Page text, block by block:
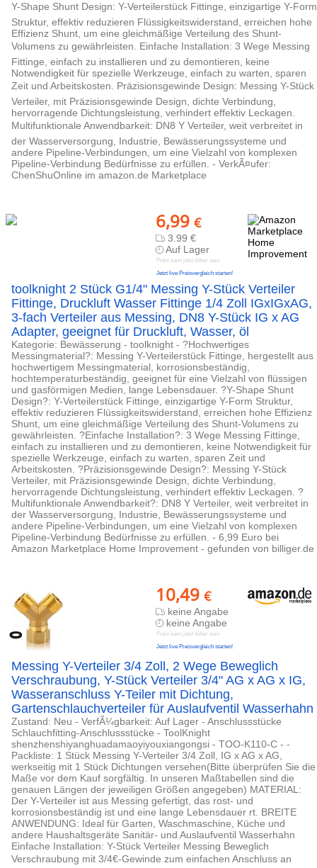
Y-Shape Shunt Design: Y-Verteilerstück Fittinge, einzigartige Y-Form
Struktur, effektiv reduzieren Flüssigkeitswiderstand, erreichen hohe
Effizienz Shunt, um eine gleichmäßige Verteilung des Shunt-
Volumens zu gewährleisten. Einfache Installation: 3 Wege Messing
Fittinge, einfach zu installieren und zu demontieren, keine
Notwendigkeit für spezielle Werkzeuge, einfach zu warten, sparen
Zeit und Arbeitskosten. Präzisionsgewinde Design: Messing Y-Stück
Verteiler, mit Präzisionsgewinde Design, dichte Verbindung,
hervorragende Dichtungsleistung, verhindert effektiv Leckagen.
Multifunktionale Anwendbarkeit: DN8 Y Verteiler, weit verbreitet in
der Wasserversorgung, Industrie, Bewässerungssysteme und
andere Pipeline-Verbindungen, um eine Vielzahl von komplexen
Pipeline-Verbindung Bedürfnisse zu erfüllen. - VerkÃ¤ufer:
ChenShuOnline im amazon.de Marketplace
6,99 €
3.99 €
Auf Lager
Preis kann jetzt höher sein
Jetzt live Preisvergleich starten!
toolknight 2 Stück G1/4" Messing Y-Stück Verteiler
Fittinge, Druckluft Wasser Fittinge 1/4 Zoll IGxIGxAG,
3-fach Verteiler aus Messing, DN8 Y-Stück IG x AG
Adapter, geeignet für Druckluft, Wasser, öl
Kategorie: Bewässerung - toolknight - ?Hochwertiges
Messingmaterial?: Messing Y-Verteilerstück Fittinge, hergestellt aus
hochwertigem Messingmaterial, korrosionsbeständig,
hochtemperaturbeständig, geeignet für eine Vielzahl von flüssigen
und gasförmigen Medien, lange Lebensdauer. ?Y-Shape Shunt
Design?: Y-Verteilerstück Fittinge, einzigartige Y-Form Struktur,
effektiv reduzieren Flüssigkeitswiderstand, erreichen hohe Effizienz
Shunt, um eine gleichmäßige Verteilung des Shunt-Volumens zu
gewährleisten. ?Einfache Installation?: 3 Wege Messing Fittinge,
einfach zu installieren und zu demontieren, keine Notwendigkeit für
spezielle Werkzeuge, einfach zu warten, sparen Zeit und
Arbeitskosten. ?Präzisionsgewinde Design?: Messing Y-Stück
Verteiler, mit Präzisionsgewinde Design, dichte Verbindung,
hervorragende Dichtungsleistung, verhindert effektiv Leckagen. ?
Multifunktionale Anwendbarkeit?: DN8 Y Verteiler, weit verbreitet in
der Wasserversorgung, Industrie, Bewässerungssysteme und
andere Pipeline-Verbindungen, um eine Vielzahl von komplexen
Pipeline-Verbindung Bedürfnisse zu erfüllen. - 6,99 Euro bei
Amazon Marketplace Home Improvement - gefunden von billiger.de
10,49 €
keine Angabe
keine Angabe
Preis kann jetzt höher sein
Jetzt live Preisvergleich starten!
Messing Y-Verteiler 3/4 Zoll, 2 Wege Beweglich
Verschraubung, Y-Stück Verteiler 3/4" AG x AG x IG,
Wasseranschluss Y-Teiler mit Dichtung,
Gartenschlauchverteiler für Auslaufventil Wasserhahn
Zustand: Neu - VerfÃ¼gbarkeit: Auf Lager - Anschlussstücke
Schlauchfitting-Anschlussstücke - ToolKnight
shenzhenshiyanghuadamaoyiyouxiangongsi - TOO-K110-C - -
Packliste: 1 Stück Messing Y-Verteiler 3/4 Zoll, IG x AG x AG,
werkseitig mit 1 Stück Dichtungen versehen(Bitte überprüfen Sie die
Maße vor dem Kauf sorgfältig. In unseren Maßtabellen sind die
genauen Längen der jeweiligen Größen angegeben) MATERIAL:
Der Y-Verteiler ist aus Messing gefertigt, das rost- und
korrosionsbeständig ist und eine lange Lebensdauer rt. BREITE
ANWENDUNG: Ideal für Garten, Waschmaschine, Küche und
andere Haushaltsgeräte Sanitär- und Auslaufventil Wasserhahn
Einfache Installation: Y-Stück Verteiler Messing Beweglich
Verschraubung mit 3/4€-Gewinde zum einfachen Anschluss an